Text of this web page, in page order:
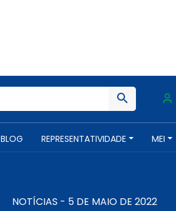
BLOG REPRESENTATIVIDADE MEI
NOTÍCIAS - 5 DE MAIO DE 2022